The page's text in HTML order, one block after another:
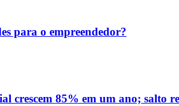
para o empreendedor?
crescem 85% em um ano;